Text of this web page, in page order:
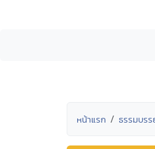
หน้าแรก ธรรมบรร